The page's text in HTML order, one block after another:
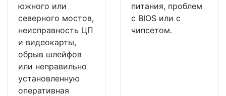
южного или
северного мостов,
неисправность ЦП
и видеокарты,
обрыв шлейфов
или неправильно
установленную
оперативная
питания, проблем
с BIOS или с
чипсетом.